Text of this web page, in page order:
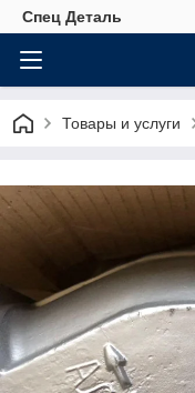
Спец Деталь
Товары и услуги